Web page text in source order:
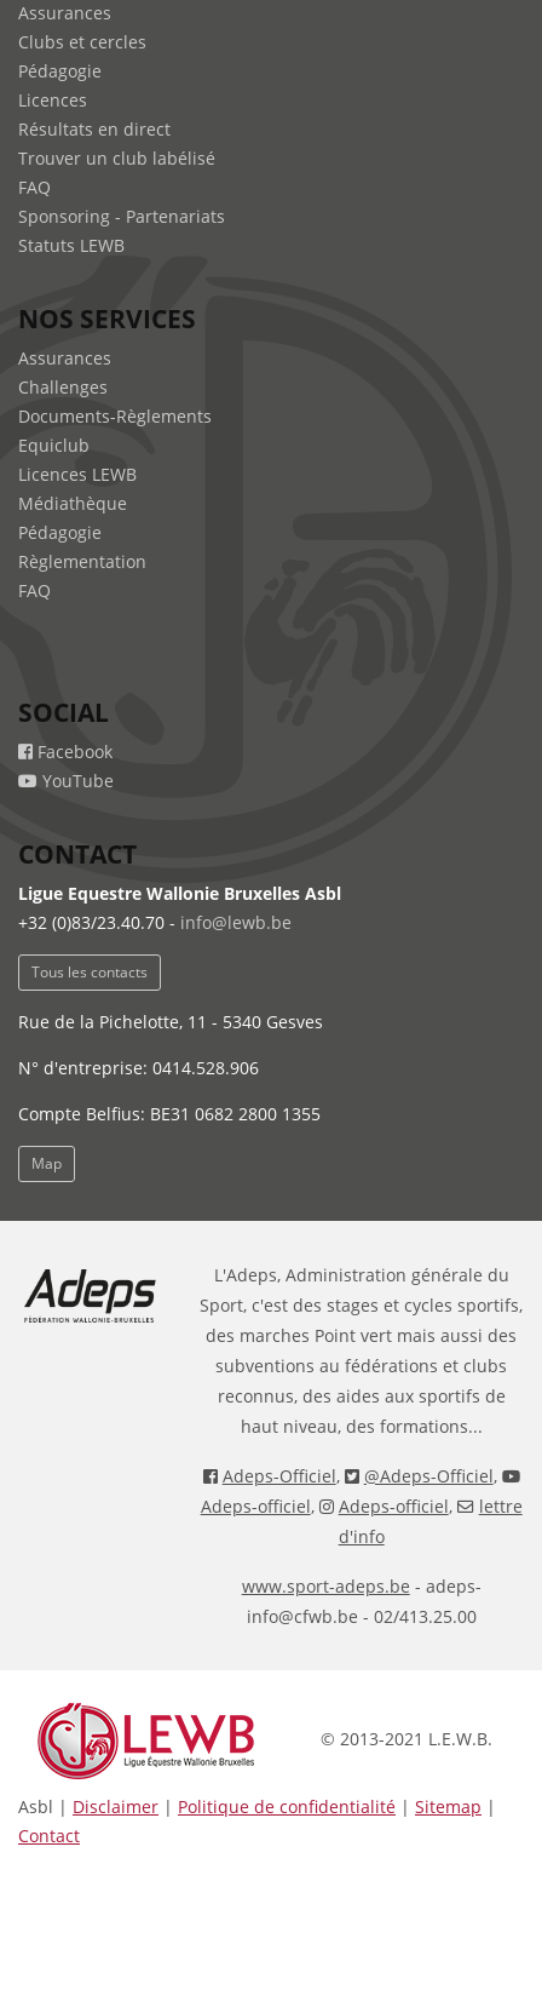
Assurances
Clubs et cercles
Pédagogie
Licences
Résultats en direct
Trouver un club labélisé
FAQ
Sponsoring - Partenariats
Statuts LEWB
NOS SERVICES
Assurances
Challenges
Documents-Règlements
Equiclub
Licences LEWB
Médiathèque
Pédagogie
Règlementation
FAQ
SOCIAL
Facebook
YouTube
CONTACT
Ligue Equestre Wallonie Bruxelles Asbl
+32 (0)83/23.40.70 - info@lewb.be
Tous les contacts
Rue de la Pichelotte, 11 - 5340 Gesves
N° d'entreprise: 0414.528.906
Compte Belfius: BE31 0682 2800 1355
Map
L'Adeps, Administration générale du
Sport, c'est des stages et cycles sportifs,
des marches Point vert mais aussi des
subventions au fédérations et clubs
reconnus, des aides aux sportifs de
haut niveau, des formations...
Adeps-Officiel, @Adeps-Officiel,
Adeps-officiel, Adeps-officiel,
lettre
d'info
www.sport-adeps.be - adeps-
info@cfwb.be - 02/413.25.00
© 2013-2021 L.E.W.B.
Asbl | Disclaimer | Politique de confidentialité | Sitemap |
Contact